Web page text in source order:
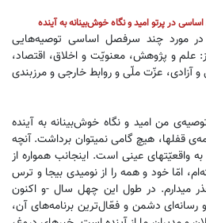
در پرتو امید و نگاه خوش‌بینانه به آینده
در مورد چند سرفصل اساسی توصیه‌هایی
علم و پژوهش، معنویّت و اخلاق، اقتصاد،
و آزادی، عزّت ملّی و روابط خارجی و مرزبندی
من امید و نگاه خوش‌بینانه به آینده
قفلها، هیچ گامی نمیتوان برداشت. آنچه
واقعیّتهای عینی است. اینجانب همواره از
امّا خود و همه را از نومیدی بیجا و ترس
میدارم. در طول این چهل سال -و اکنون
دشمن و فعّال‌ترین برنامه‌های آن،